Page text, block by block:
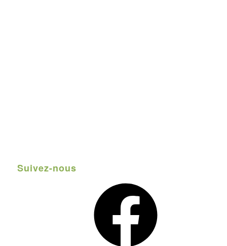
Suivez-nous